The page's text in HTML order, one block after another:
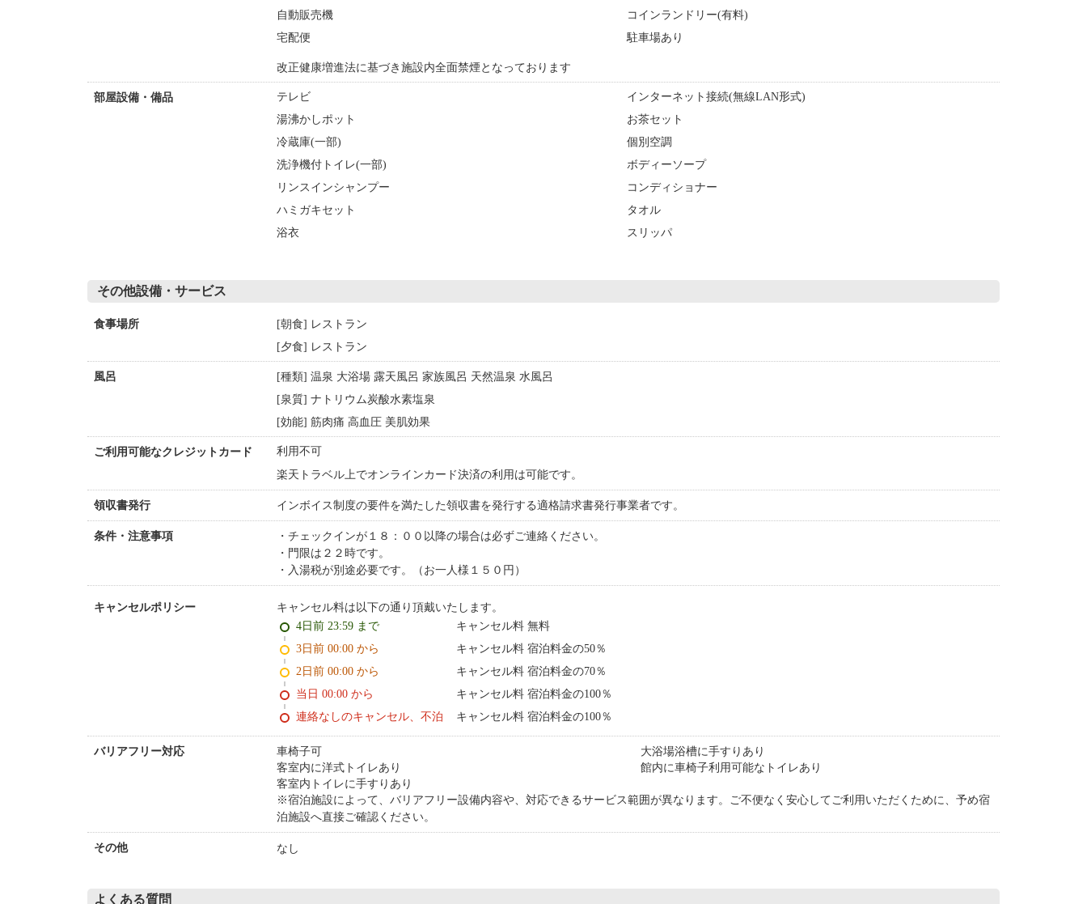
自動販売機
コインランドリー(有料)
宅配便
駐車場あり
改正健康増進法に基づき施設内全面禁煙となっております
部屋設備・備品 テレビ
インターネット接続(無線LAN形式)
湯沸かしポット
お茶セット
冷蔵庫(一部)
個別空調
洗浄機付トイレ(一部)
ボディーソープ
リンスインシャンプー
コンディショナー
ハミガキセット
タオル
浴衣
スリッパ
その他設備・サービス
食事場所
[朝食] レストラン
[夕食] レストラン
風呂
[種類] 温泉 大浴場 露天風呂 家族風呂 天然温泉 水風呂
[泉質] ナトリウム炭酸水素塩泉
[効能] 筋肉痛 高血圧 美肌効果
ご利用可能なクレジットカード 利用不可
楽天トラベル上でオンラインカード決済の利用は可能です。
領収書発行 インボイス制度の要件を満たした領収書を発行する適格請求書発行事業者です。
条件・注意事項
チェックインが１８：００以降の場合は必ずご連絡ください。
門限は２２時です。
入湯税が別途必要です。（お一人様１５０円）
キャンセルポリシー キャンセル料は以下の通り頂戴いたします。
4日前 23:59 まで
キャンセル料 無料
3日前 00:00 から
キャンセル料 宿泊料金の50％
2日前 00:00 から
キャンセル料 宿泊料金の70％
当日 00:00 から
キャンセル料 宿泊料金の100％
連絡なしのキャンセル、不泊
キャンセル料 宿泊料金の100％
バリアフリー対応
車椅子可
客室内に洋式トイレあり
客室内トイレに手すりあり
大浴場浴槽に手すりあり
館内に車椅子利用可能なトイレあり
※宿泊施設によって、バリアフリー設備内容や、対応できるサービス範囲が異なります。ご不便なく安心してご利用いただくために、予め宿
泊施設へ直接ご確認ください。
その他 なし
よくある質問